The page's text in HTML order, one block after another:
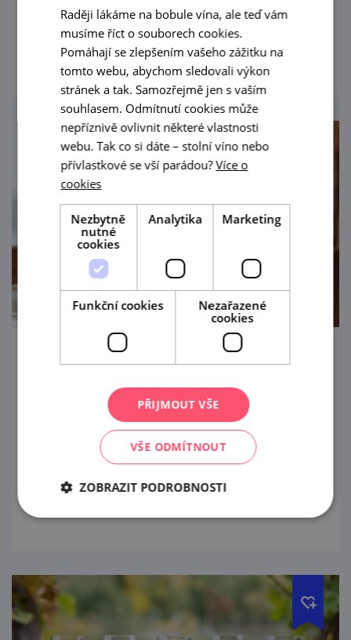
výrobků z domácích farem z blízkého okolí.
prohlédnout
12. 8. '26
Ochutnáte 6 pečlivě vybraných vzorků vín
(0,5 dcl) z našeho portfolia doplněných
malým degustačním soustem.
Raději lákáme na bobule vína, ale teď vám
musíme říct o souborech cookies.
Pomáhají se zlepšením vašeho zážitku na
tomto webu, abychom sledovali výkon
stránek a tak. Samozřejmě jen s vaším
souhlasem. Odmítnutí cookies může
nepříznivě ovlivnit některé vlastnosti
webu. Tak co si dáte – stolní víno nebo
přívlastkové se vší parádou?Více o
cookies
Nezbytně
nutné
cookies
Analytika Marketing
Funkční cookies
Nezařazené
cookies
PŘIJMOUT VŠE
VŠE ODMÍTNOUT
ZOBRAZIT PODROBNOSTI